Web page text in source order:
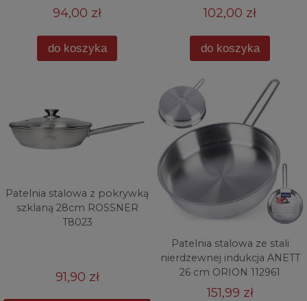
94,00 zł
do koszyka
102,00 zł
do koszyka
Patelnia stalowa z pokrywką
szklaną 28cm ROSSNER
T8023
91,90 zł
Patelnia stalowa ze stali
nierdzewnej indukcja ANETT
26 cm ORION 112961
151,99 zł